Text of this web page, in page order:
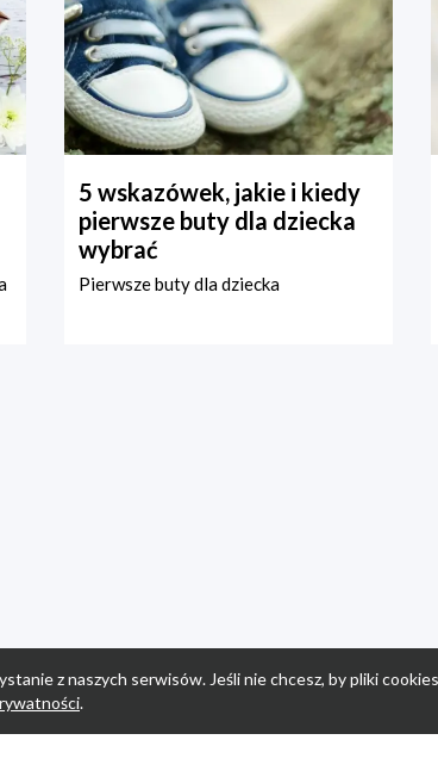
5 wskazówek, jakie i kiedy
pierwsze buty dla dziecka
wybrać
Pierwsze buty dla dziecka
z naszych serwisów. Jeśli nie chcesz, by pliki
.